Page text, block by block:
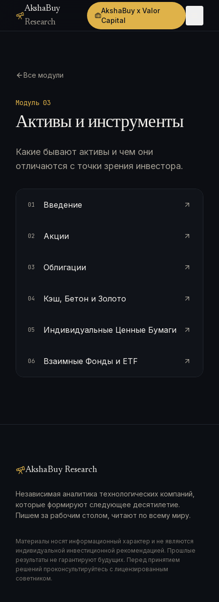
AkshaBuy
Research
AkshaBuy x Valor
Capital
Все модули
Модуль 03
Активы и инструменты
Какие бывают активы и чем они
отличаются с точки зрения инвестора.
01 Введение
02 Акции
03 Облигации
04 Кэш, Бетон и Золото
05 Индивидуальные Ценные Бумаги
06 Взаимные Фонды и ETF
AkshaBuy Research
Независимая аналитика технологических компаний,
которые формируют следующее десятилетие.
Пишем за рабочим столом, читают по всему миру.
Материалы носят информационный характер и не являются
индивидуальной инвестиционной рекомендацией. Прошлые
результаты не гарантируют будущих. Перед принятием
решений проконсультируйтесь с лицензированным
советником.